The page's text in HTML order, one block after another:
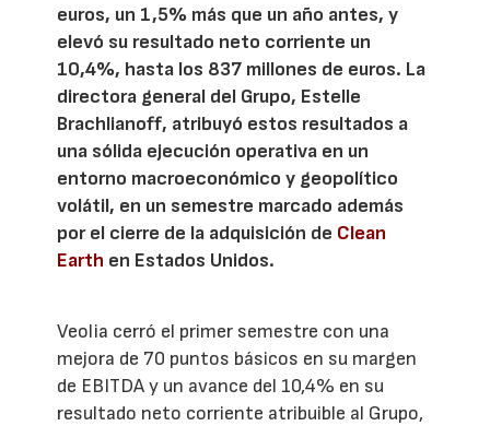
euros, un 1,5% más que un año antes, y
elevó su resultado neto corriente un
10,4%, hasta los 837 millones de euros. La
directora general del Grupo, Estelle
Brachlianoff, atribuyó estos resultados a
una sólida ejecución operativa en un
entorno macroeconómico y geopolítico
volátil, en un semestre marcado además
por el cierre de la adquisición de Clean
Earth en Estados Unidos.
Veolia cerró el primer semestre con una
mejora de 70 puntos básicos en su margen
de EBITDA y un avance del 10,4% en su
resultado neto corriente atribuible al Grupo,